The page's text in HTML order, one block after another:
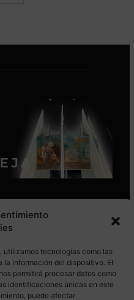
utilizamos tecnologías como las
información del dispositivo. El
permitirá procesar datos como
identificaciones únicas en este
puede afectar
SOCIALES